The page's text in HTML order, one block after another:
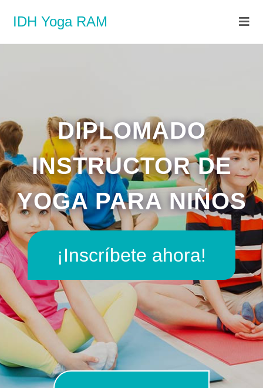
IDH Yoga RAM
DIPLOMADO
INSTRUCTOR DE
YOGA PARA NIÑOS
¡Inscríbete ahora!